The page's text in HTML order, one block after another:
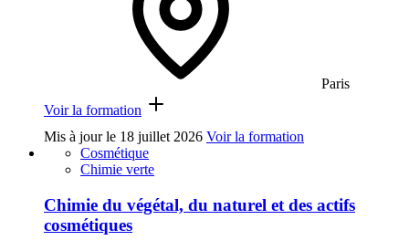
Paris
Voir la formation
Mis à jour le 18 juillet 2026 Voir la formation
Cosmétique
Chimie verte
Chimie du végétal, du naturel et des actifs
cosmétiques